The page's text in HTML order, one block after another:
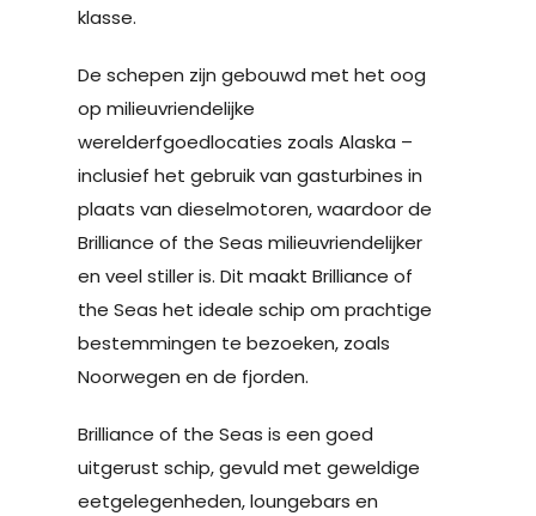
klasse.
De schepen zijn gebouwd met het oog
op milieuvriendelijke
werelderfgoedlocaties zoals Alaska –
inclusief het gebruik van gasturbines in
plaats van dieselmotoren, waardoor de
Brilliance of the Seas milieuvriendelijker
en veel stiller is. Dit maakt Brilliance of
the Seas het ideale schip om prachtige
bestemmingen te bezoeken, zoals
Noorwegen en de fjorden.
Brilliance of the Seas is een goed
uitgerust schip, gevuld met geweldige
eetgelegenheden, loungebars en